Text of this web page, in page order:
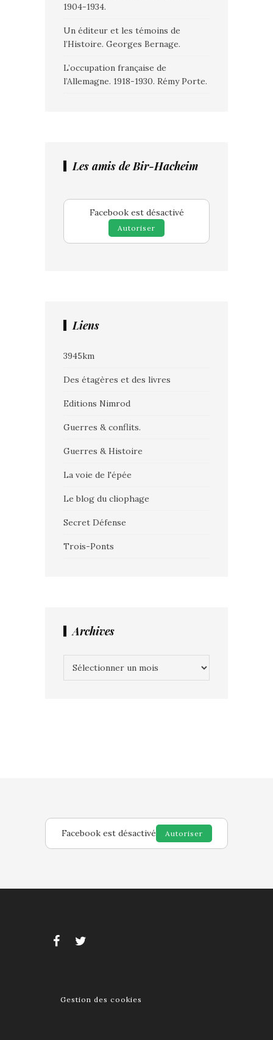
1904-1934.
Un éditeur et les témoins de
l’Histoire. Georges Bernage.
L’occupation française de
l’Allemagne. 1918-1930. Rémy Porte.
Les amis de Bir-Hacheim
Facebook est désactivé
Autoriser
Liens
3945km
Des étagères et des livres
Editions Nimrod
Guerres & conflits.
Guerres & Histoire
La voie de l'épée
Le blog du cliophage
Secret Défense
Trois-Ponts
Archives
Facebook est désactivé Autoriser
Gestion des cookies